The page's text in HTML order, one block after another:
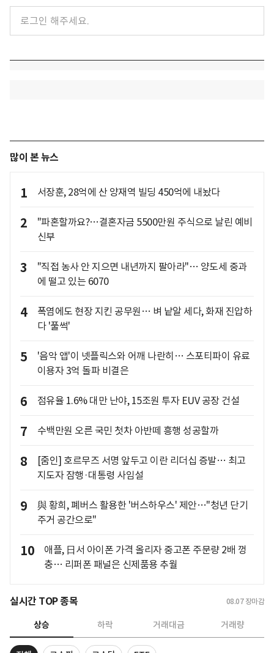
많이 본 뉴스
1 서장훈, 28억에 산 양재역 빌딩 450억에 내놨다
2
"파혼할까요?…결혼자금 5500만원 주식으로 날린 예비
신부
3
"직접 농사 안 지으면 내년까지 팔아라"… 양도세 중과
에 떨고 있는 6070
4
폭염에도 현장 지킨 공무원… 벼 낱알 세다, 화재 진압하
다 '풀썩'
5
'음악 앱'이 넷플릭스와 어깨 나란히… 스포티파이 유료
이용자 3억 돌파 비결은
6 점유율 1.6% 대만 난야, 15조원 투자 EUV 공장 건설
7 수백만원 오른 국민 첫차 아반떼 흥행 성공할까
8
[줌인] 호르무즈 서명 앞두고 이란 리더십 증발… 최고
지도자 잠행·대통령 사임설
9
與 황희, 폐버스 활용한 '버스하우스' 제안…"청년 단기
주거 공간으로"
10
애플, 日서 아이폰 가격 올리자 중고폰 주문량 2배 껑
충… 리퍼폰 패널은 신제품용 추월
실시간 TOP 종목 08.07 장마감
상승 하락 거래대금 거래량